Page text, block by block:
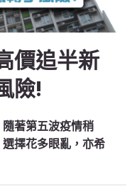
價追半新
險!
著第五波疫情稍
擇花多眼亂，亦希